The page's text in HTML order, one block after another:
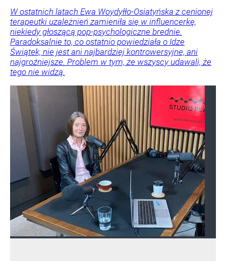
W ostatnich latach Ewa Woydyłło-Osiatyńska z cenionej
terapeutki uzależnień zamieniła się w influencerkę,
niekiedy głoszącą pop-psychologiczne brednie.
Paradoksalnie to, co ostatnio powiedziała o Idze
Świątek, nie jest ani najbardziej kontrowersyjne, ani
najgroźniejsze. Problem w tym, że wszyscy udawali, że
tego nie widzą.